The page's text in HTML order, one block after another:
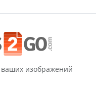
изображений